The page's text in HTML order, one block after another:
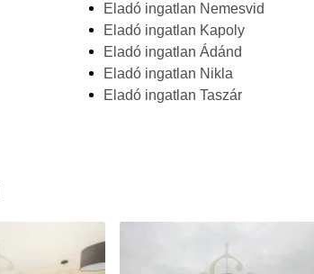
Eladó ingatlan Nemesvid
Eladó ingatlan Kapoly
Eladó ingatlan Ádánd
Eladó ingatlan Nikla
Eladó ingatlan Taszár